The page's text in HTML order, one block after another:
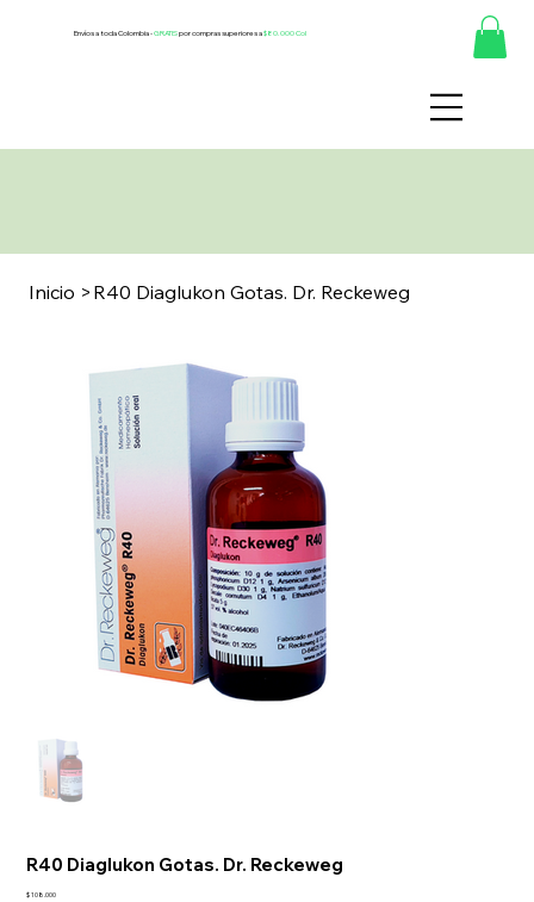
Envíos a toda Colombia -GRATISpor compras superiores a$80.000 Col
Inicio > R40 Diaglukon Gotas. Dr. Reckeweg
R40 Diaglukon Gotas. Dr. Reckeweg
Precio
$ 108.000